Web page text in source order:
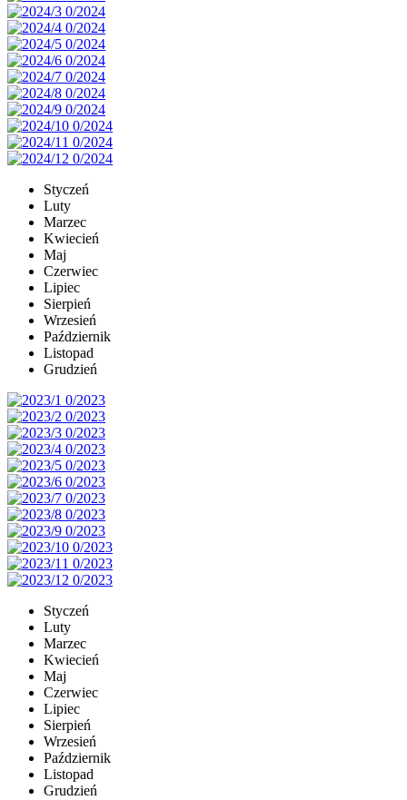
Styczeń
Luty
Marzec
Kwiecień
Maj
Czerwiec
Lipiec
Sierpień
Wrzesień
Październik
Listopad
Grudzień
Styczeń
Luty
Marzec
Kwiecień
Maj
Czerwiec
Lipiec
Sierpień
Wrzesień
Październik
Listopad
Grudzień